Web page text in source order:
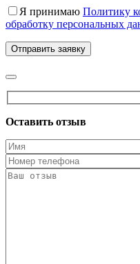
Я принимаю Политику
обработку персональных
Оставить отзыв